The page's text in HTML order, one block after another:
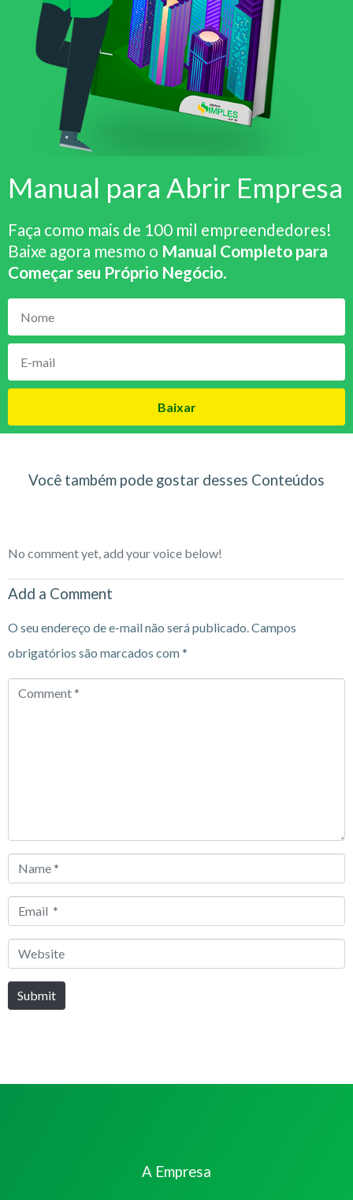
Manual para Abrir Empresa
Faça como mais de 100 mil empreendedores!
Baixe agora mesmo o Manual Completo para
Começar seu Próprio Negócio.
Baixar
Você também pode gostar desses Conteúdos
No comment yet, add your voice below!
Add a Comment
O seu endereço de e-mail não será publicado.Campos
obrigatórios são marcados com*
Comment
Name
Email
Website
Submit
A Empresa